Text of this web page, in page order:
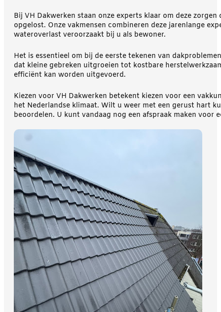
Bij VH Dakwerken staan onze experts klaar om deze
opgelost. Onze vakmensen combineren deze jarenlange
wateroverlast veroorzaakt bij u als bewoner.
Het is essentieel om bij de eerste tekenen van
dat kleine gebreken uitgroeien tot kostbare
efficiënt kan worden uitgevoerd.
Kiezen voor VH Dakwerken betekent kiezen voor een
het Nederlandse klimaat. Wilt u weer met een gerust hart
beoordelen. U kunt vandaag nog een afspraak maken voor